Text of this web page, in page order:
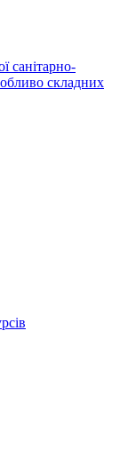
санітарно-
складних